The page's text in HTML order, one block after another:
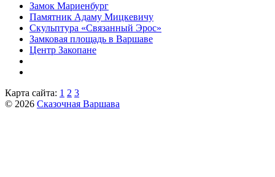
Замок Мариенбург
Памятник Адаму Мицкевичу
Скульптура «Связанный Эрос»
Замковая площадь в Варшаве
Центр Закопане
Карта сайта: 1 2 3
© 2026 Сказочная Варшава